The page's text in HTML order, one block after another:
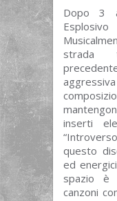
Dopo 3
strada
inserti
questo
ed
spazio è
canzoni